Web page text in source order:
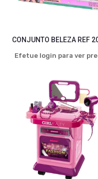
CONJUNTO BELEZA REF
Efetue login para ver